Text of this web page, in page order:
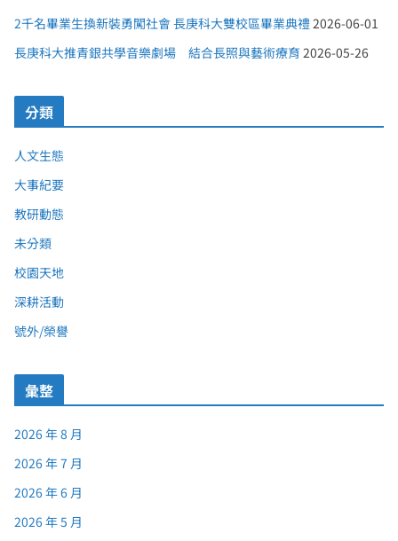
2千名畢業生換新裝勇闖社會 長庚科大雙校區畢業典禮2026-06-01
長庚科大推青銀共學音樂劇場 結合長照與藝術療育 2026-05-26
分類
人文生態
大事紀要
教研動態
未分類
校園天地
深耕活動
號外/榮譽
彙整
2026 年 8 月
2026 年 7 月
2026 年 6 月
2026 年 5 月